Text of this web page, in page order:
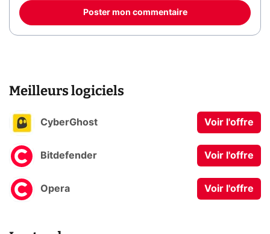
Poster mon commentaire
Meilleurs logiciels
CyberGhost Voir l'offre
Bitdefender Voir l'offre
Opera Voir l'offre